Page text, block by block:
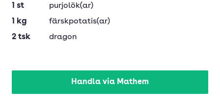
1 st
purjolök(ar)
1
kg
färskpotatis(ar)
2 tsk dragon
Handla via Mathem